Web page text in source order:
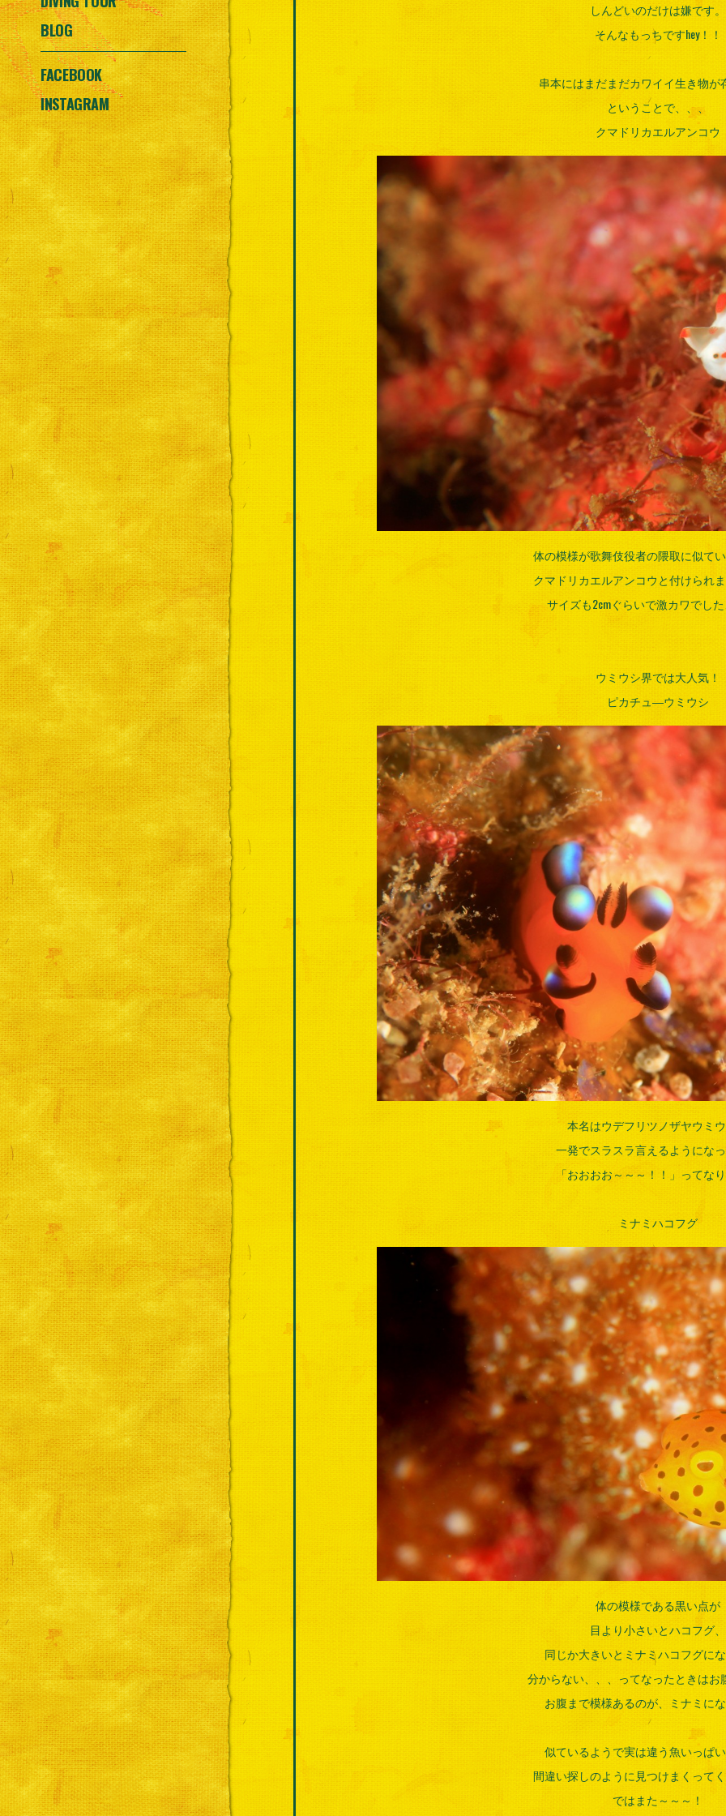
BLOG
FACEBOOK
INSTAGRAM
しんどいのだけは嫌です。
そんなもっちですhey！！
串本にはまだまだカワイイ生き物が
ということで、、、
クマドリカエルアンコウ
体の模様が歌舞伎役者の隈取に似て
クマドリカエルアンコウと付けられ
サイズも2cmぐらいで激カワでし
ウミウシ界では大人気！
ピカチュ―ウミウシ
本名はウデフリツノザヤウミ
一発でスラスラ言えるようにな
「おおおお～～～！！」ってな
ミナミハコフグ
体の模様である黒い点が
目より小さいとハコフグ、
同じか大きいとミナミハコフグに
分からない、、、ってなったときはお
お腹まで模様あるのが、ミナミに
似ているようで実は違う魚いっぱ
間違い探しのように見つけまくって
ではまた～～～！